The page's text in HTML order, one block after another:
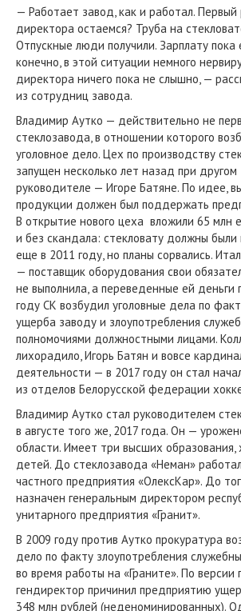
— Работает завод, как и работал. Первый
директора остаемся? Труба на
Отпускные люди получили. Зарплату
конечно, в этой ситуации немного
директора ничего пока не слышно, —
из сотрудниц завода.
Владимир Аутко — действительно не
стеклозавода, в отношении которого
уголовное дело. Цех по производству
запущен несколько лет назад при другом
руководителе — Игоре Батяне. По идее,
продукции должен был поддержать
В открытие нового цеха вложили 65 млн
и без скандала: стекловату должны были
еще в 2011 году, но планы сорвались.
— поставщик оборудования свои
не выполнила, а переведенные ей деньги
году СК возбудил уголовные дела по
ущерба заводу и злоупотребления
полномочиями должностными лицами.
лихорадило, Игорь Батян и вовсе
деятельности — в 2017 году он стал
из отделов Белорусской федерации
Владимир Аутко стал руководителем
в августе того же, 2017 года. Он —
области. Имеет три высших
детей. До стеклозавода «Неман»
частного предприятия «ОлексКар». До
назначен генеральным директором
унитарного предприятия «Гранит».
В 2009 году против Аутко прокуратура
дело по факту злоупотребления
во время работы на «Граните». По версии
гендиректор причинил предприятию
348 млн рублей (неденоминированных).